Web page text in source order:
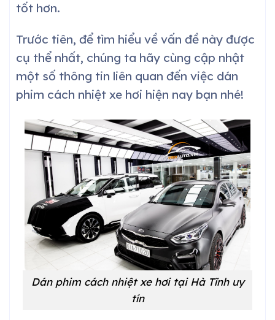
tốt hơn.
Trước tiên, để tìm hiểu về vấn đề này được
cụ thể nhất, chúng ta hãy cùng cập nhật
một số thông tin liên quan đến việc dán
phim cách nhiệt xe hơi hiện nay bạn nhé!
Dán phim cách nhiệt xe hơitạiHà Tĩnhuy
tín